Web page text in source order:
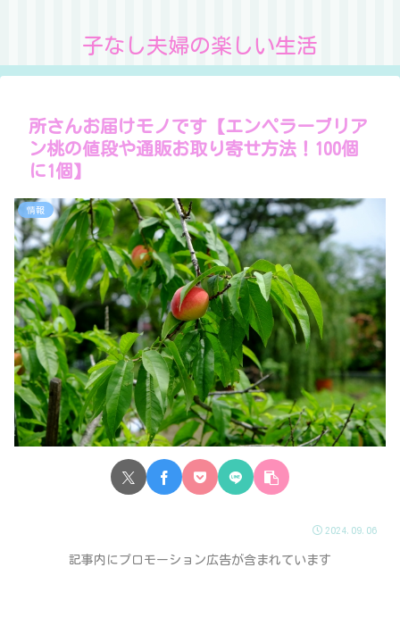
子なし夫婦の楽しい生活
所さんお届けモノです【エンペラーブリア
ン桃の値段や通販お取り寄せ方法！100個
に1個】
情報
2024.09.06
記事内にプロモーション広告が含まれています